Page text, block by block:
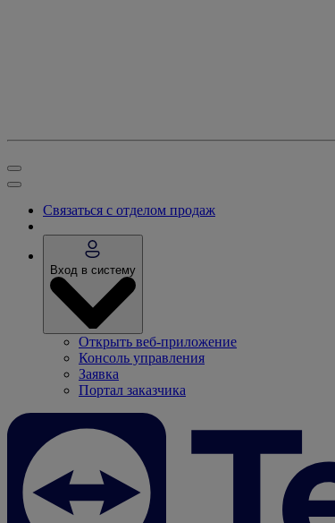
Связаться с отделом продаж
Вход в систему
Открыть веб-приложение
Консоль управления
Заявка
Портал заказчика